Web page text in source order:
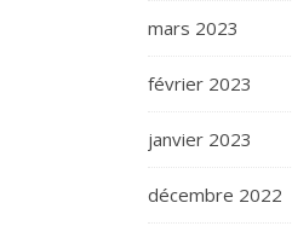
mars 2023
février 2023
janvier 2023
décembre 2022